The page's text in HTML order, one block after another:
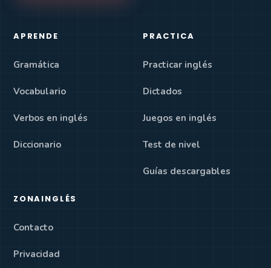
APRENDE
Gramática
Vocabulario
Verbos en inglés
Diccionario
PRACTICA
Practicar inglés
Dictados
Juegos en inglés
Test de nivel
Guías descargables
ZONAINGLÉS
Contacto
Privacidad